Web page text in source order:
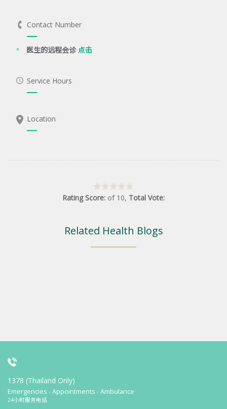
Contact Number
医生的远程会诊点击
Service Hours
Location
Rating Score: of 10, Total Vote:
Related Health Blogs
1378 (Thailand Only)
Emergencies - Appointments - Ambulance
24小时服务电话